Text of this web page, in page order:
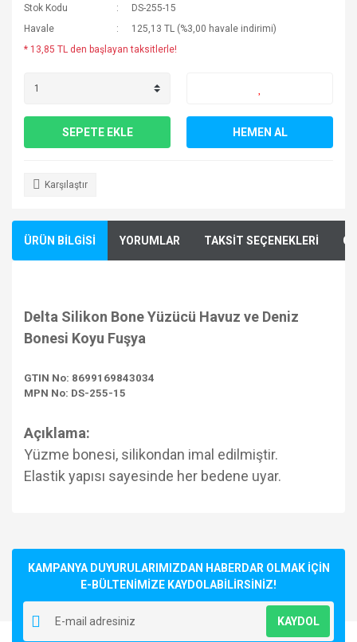
Stok Kodu
DS-255-15
Havale
125,13 TL (%3,00 havale indirimi)
* 13,85 TL den başlayan taksitlerle!
SEPETE EKLE HEMEN AL
Karşılaştır
ÜRÜN BİLGİSİ YORUMLAR TAKSİT SEÇENEKLERİ
Delta Silikon Bone Yüzücü Havuz ve Deniz
Bonesi Koyu Fuşya
GTIN No: 8699169843034
MPN No: DS-255-15
Açıklama:
Yüzme bonesi, silikondan imal edilmiştir.
Elastik yapısı sayesinde her bedene uyar.
Yorum Yaz
kullanarak tarafımıza iletebilirsiniz.
Görüş ve önerileriniz için teşekkür ederiz.
Ürün resmi kalitesiz, bozuk veya görüntülenemiyor.
Ürün açıklamasında eksik bilgiler bulunuyor.
KAMPANYA DUYURULARIMIZDAN HABERDAR OLMAK İÇİN
E-BÜLTENİMİZE KAYDOLABİLİRSİNİZ!
KAYDOL